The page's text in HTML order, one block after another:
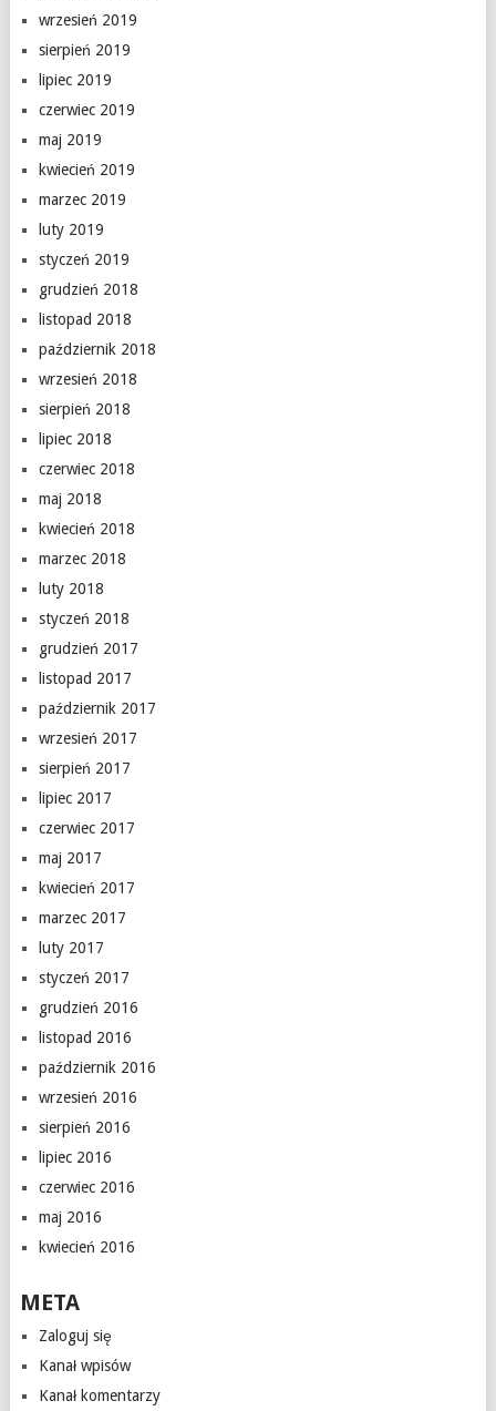
wrzesień 2019
sierpień 2019
lipiec 2019
czerwiec 2019
maj 2019
kwiecień 2019
marzec 2019
luty 2019
styczeń 2019
grudzień 2018
listopad 2018
październik 2018
wrzesień 2018
sierpień 2018
lipiec 2018
czerwiec 2018
maj 2018
kwiecień 2018
marzec 2018
luty 2018
styczeń 2018
grudzień 2017
listopad 2017
październik 2017
wrzesień 2017
sierpień 2017
lipiec 2017
czerwiec 2017
maj 2017
kwiecień 2017
marzec 2017
luty 2017
styczeń 2017
grudzień 2016
listopad 2016
październik 2016
wrzesień 2016
sierpień 2016
lipiec 2016
czerwiec 2016
maj 2016
kwiecień 2016
META
Zaloguj się
Kanał wpisów
Kanał komentarzy